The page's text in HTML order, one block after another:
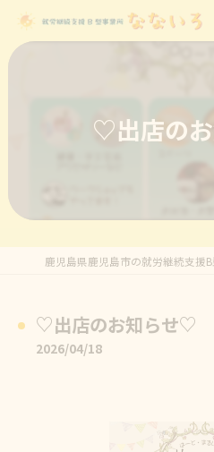
♡出店の
♡出店のお知らせ♡
2026/04/18